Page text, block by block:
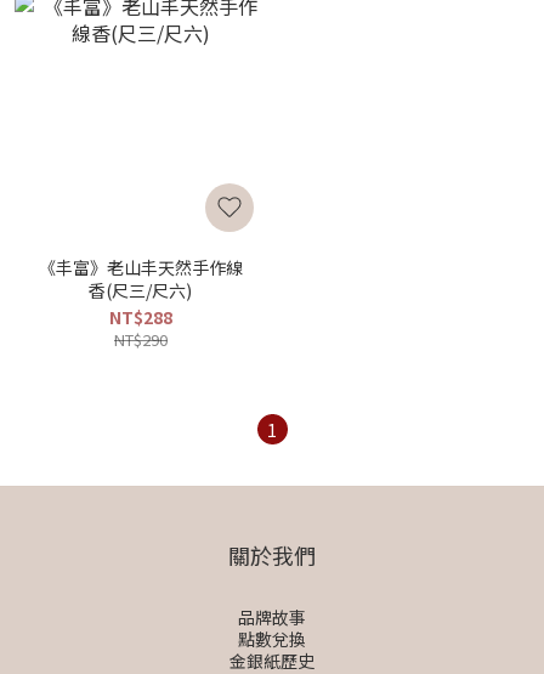
《丰富》老山丰天然手作線
香(尺三/尺六)
NT$288
NT$290
1
關於我們
品牌故事
點數兌換
金銀紙歷史